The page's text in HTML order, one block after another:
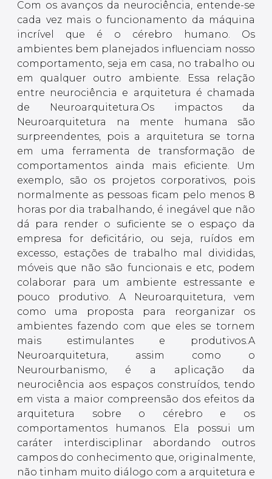
Com os avanços da neurociência, entende-se
cada vez mais o funcionamento da máquina
incrível que é o cérebro humano. Os
ambientes bem planejados influenciam nosso
comportamento, seja em casa, no trabalho ou
em qualquer outro ambiente. Essa relação
entre neurociência e arquitetura é chamada
de Neuroarquitetura.Os impactos da
Neuroarquitetura na mente humana são
surpreendentes, pois a arquitetura se torna
em uma ferramenta de transformação de
comportamentos ainda mais eficiente. Um
exemplo, são os projetos corporativos, pois
normalmente as pessoas ficam pelo menos 8
horas por dia trabalhando, é inegável que não
dá para render o suficiente se o espaço da
empresa for deficitário, ou seja, ruídos em
excesso, estações de trabalho mal divididas,
móveis que não são funcionais e etc, podem
colaborar para um ambiente estressante e
pouco produtivo. A Neuroarquitetura, vem
como uma proposta para reorganizar os
ambientes fazendo com que eles se tornem
mais estimulantes e produtivos.A
Neuroarquitetura, assim como o
Neurourbanismo, é a aplicação da
neurociência aos espaços construídos, tendo
em vista a maior compreensão dos efeitos da
arquitetura sobre o cérebro e os
comportamentos humanos. Ela possui um
caráter interdisciplinar abordando outros
campos do conhecimento que, originalmente,
não tinham muito diálogo com a arquitetura e